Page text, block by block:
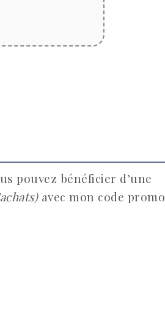
pouvez bénéficier d’une
avec mon code promo